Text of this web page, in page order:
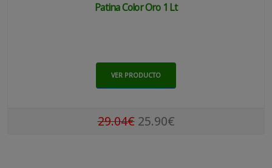
Patina Color Oro 1 Lt
VER PRODUCTO
29.04€25.90€